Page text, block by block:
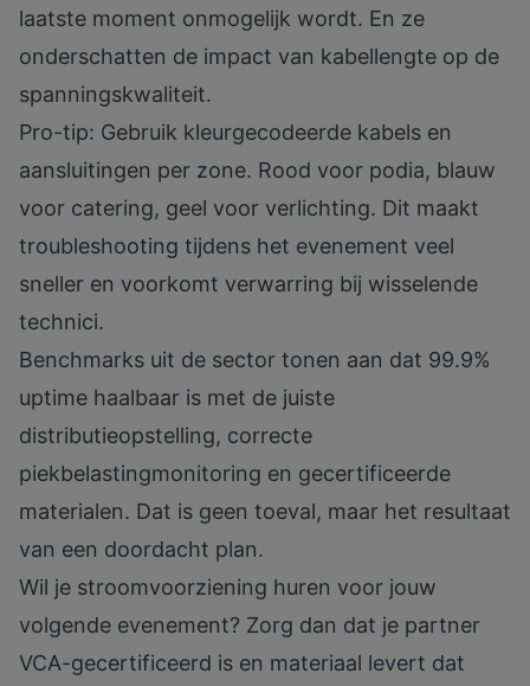
laatste moment onmogelijk wordt. En ze
onderschatten de impact van kabellengte op de
spanningskwaliteit.
Pro-tip: Gebruik kleurgecodeerde kabels en
aansluitingen per zone. Rood voor podia, blauw
voor catering, geel voor verlichting. Dit maakt
troubleshooting tijdens het evenement veel
sneller en voorkomt verwarring bij wisselende
technici.
Benchmarks uit de sector tonen aan dat 99.9%
uptime haalbaar is met de juiste
distributieopstelling, correcte
piekbelastingmonitoring en gecertificeerde
materialen. Dat is geen toeval, maar het resultaat
van een doordacht plan.
Wil je stroomvoorziening huren voor jouw
volgende evenement? Zorg dan dat je partner
VCA-gecertificeerd is en materiaal levert dat